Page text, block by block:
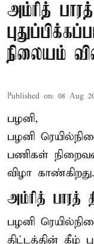
அம்ரித்
நிலையம்
Published on: 08 Aug
பழனி,
பழனி
பணிகள்
விழா காண்கிறது.
அம்ரித் பாரத்
பழனி
திட்டத்தின் கீழ்